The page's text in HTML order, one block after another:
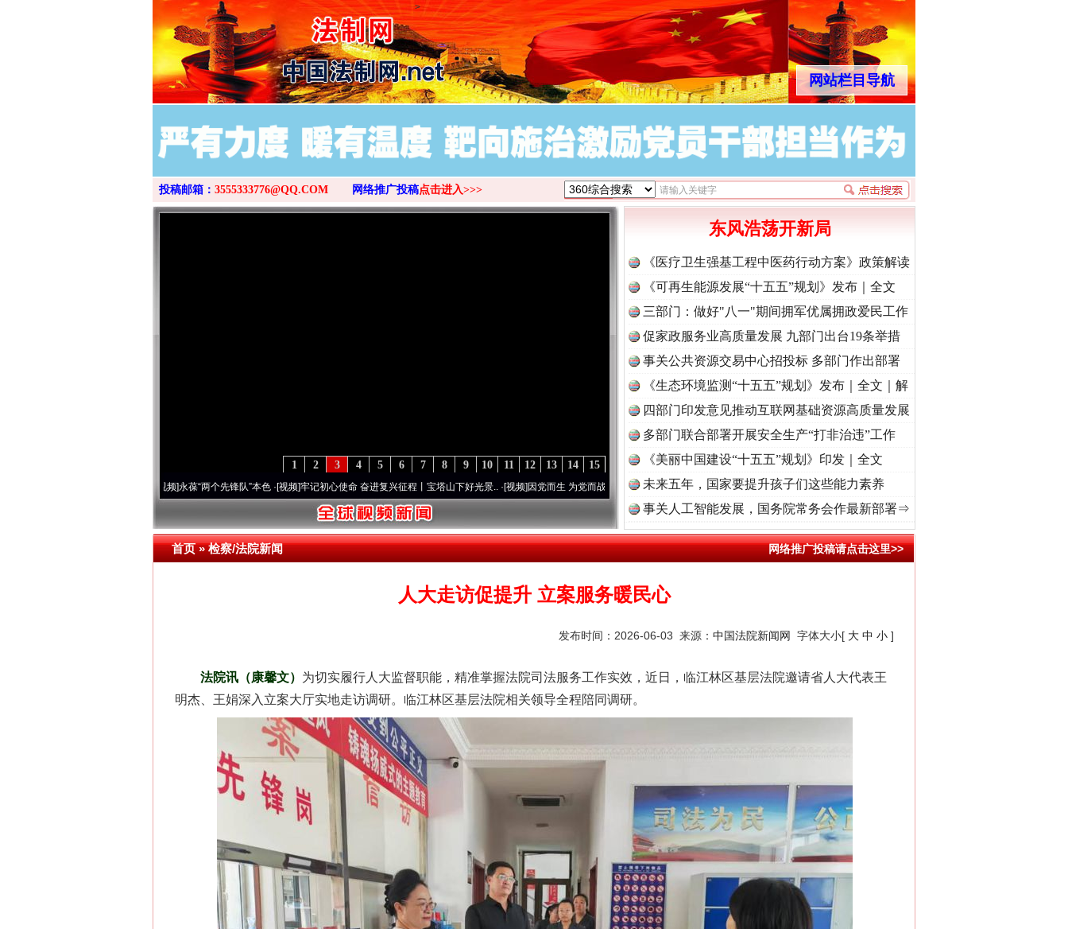
>
网站栏目导航
投稿邮箱： 3555333776@QQ.COM 网络推广投稿点击进入>>>
15
14
13
12
11
10
9
8
7
6
5
4
3
2
1
永葆“两个先锋队”本色·[视频]牢记初心使命 奋进复兴征程丨宝塔山下好光景..·[视频]因党而生 为党而战——百年“纪”事⑧加强纪律..·[视频] 牢记初心使命 奋进复兴征程丨“转折之城”激荡..
东风浩荡开新局
《医疗卫生强基工程中医药行动方案》政策解读
《可再生能源发展“十五五”规划》发布｜全文
三部门：做好"八一"期间拥军优属拥政爱民工作
促家政服务业高质量发展 九部门出台19条举措
事关公共资源交易中心招投标 多部门作出部署
《生态环境监测“十五五”规划》发布｜全文｜解
读
四部门印发意见推动互联网基础资源高质量发展
多部门联合部署开展安全生产“打非治违”工作
《美丽中国建设“十五五”规划》印发｜全文
未来五年，国家要提升孩子们这些能力素养
事关人工智能发展，国务院常务会作最新部署⇒
首页»检察/法院新闻 网络推广投稿请点击这里>>
人大走访促提升 立案服务暖民心
发布时间：2026-06-03 来源： 中国法院新闻网 字体大小[ 大 中 小 ]
法院讯（康馨文） 为切实履行人大监督职能，精准掌握法院司法服务工作实效，近日，临江林区基层法院邀请省人大代表王
明杰、王娟深入立案大厅实地走访调研。临江林区基层法院相关领导全程陪同调研。